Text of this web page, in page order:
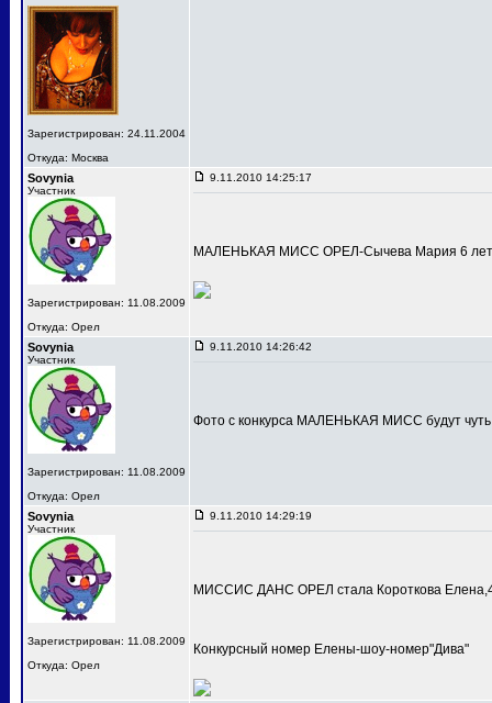
Зарегистрирован: 24.11.2004
Откуда: Москва
Sovynia
Участник
Зарегистрирован: 11.08.2009
Откуда: Орел
9.11.2010 14:25:17
МАЛЕНЬКАЯ МИСС ОРЕЛ-Сычева Мария 6
Sovynia
Участник
Зарегистрирован: 11.08.2009
Откуда: Орел
9.11.2010 14:26:42
Фото с конкурса МАЛЕНЬКАЯ МИСС будут
Sovynia
Участник
Зарегистрирован: 11.08.2009
Откуда: Орел
9.11.2010 14:29:19
МИССИС ДАНС ОРЕЛ стала Короткова
Конкурсный номер Елены-шоу-номер"Дива"